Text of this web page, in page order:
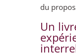
du
Un